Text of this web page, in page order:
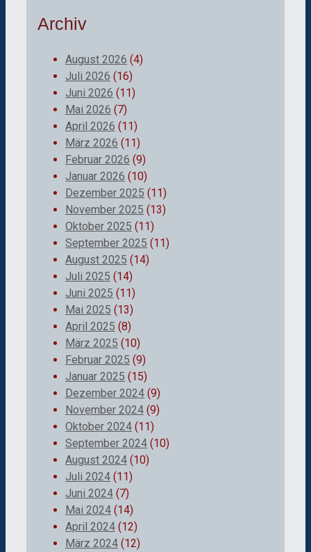
Archiv
August 2026 (4)
Juli 2026 (16)
Juni 2026 (11)
Mai 2026 (7)
April 2026 (11)
März 2026 (11)
Februar 2026 (9)
Januar 2026 (10)
Dezember 2025 (11)
November 2025 (13)
Oktober 2025 (11)
September 2025 (11)
August 2025 (14)
Juli 2025 (14)
Juni 2025 (11)
Mai 2025 (13)
April 2025 (8)
März 2025 (10)
Februar 2025 (9)
Januar 2025 (15)
Dezember 2024 (9)
November 2024 (9)
Oktober 2024 (11)
September 2024 (10)
August 2024 (10)
Juli 2024 (11)
Juni 2024 (7)
Mai 2024 (14)
April 2024 (12)
März 2024 (12)